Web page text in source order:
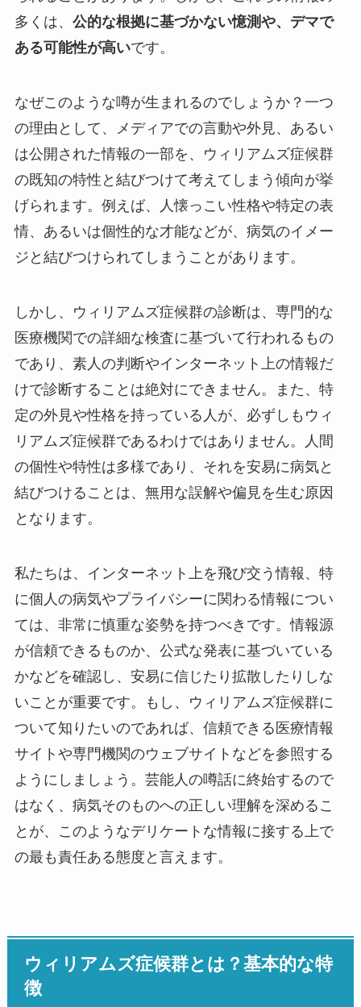
多くは、 公的な根拠に基づかない憶測や、デマで
ある可能性が高いです。
なぜこのような噂が生まれるのでしょうか？一つ
の理由として、メディアでの言動や外見、あるい
は公開された情報の一部を、ウィリアムズ症候群
の既知の特性と結びつけて考えてしまう傾向が挙
げられます。例えば、人懐っこい性格や特定の表
情、あるいは個性的な才能などが、病気のイメー
ジと結びつけられてしまうことがあります。
しかし、ウィリアムズ症候群の診断は、専門的な
医療機関での詳細な検査に基づいて行われるもの
であり、素人の判断やインターネット上の情報だ
けで診断することは絶対にできません。また、特
定の外見や性格を持っている人が、必ずしもウィ
リアムズ症候群であるわけではありません。人間
の個性や特性は多様であり、それを安易に病気と
結びつけることは、無用な誤解や偏見を生む原因
となります。
私たちは、インターネット上を飛び交う情報、特
に個人の病気やプライバシーに関わる情報につい
ては、非常に慎重な姿勢を持つべきです。情報源
が信頼できるものか、公式な発表に基づいている
かなどを確認し、安易に信じたり拡散したりしな
いことが重要です。もし、ウィリアムズ症候群に
ついて知りたいのであれば、信頼できる医療情報
サイトや専門機関のウェブサイトなどを参照する
ようにしましょう。芸能人の噂話に終始するので
はなく、病気そのものへの正しい理解を深めるこ
とが、このようなデリケートな情報に接する上で
の最も責任ある態度と言えます。
ウィリアムズ症候群とは？基本的な特
徴